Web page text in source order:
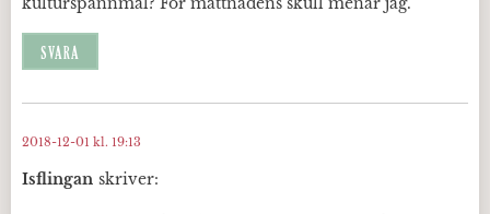
SVARA
Isflingan skriver:
2018-12-01 kl. 19:13